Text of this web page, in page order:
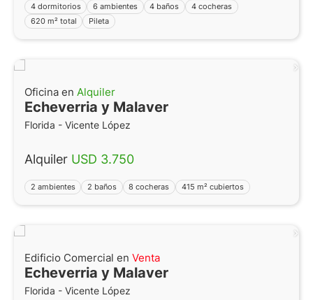
4 dormitorios 6 ambientes 4 baños
4 cocheras
620 m² total
Pileta
Oficina en Alquiler
Echeverria y Malaver
Florida - Vicente López
Alquiler USD 3.750
2 ambientes 2 baños 8 cocheras 415 m² cubiertos
Edificio Comercial en Venta
Echeverria y Malaver
Florida - Vicente López